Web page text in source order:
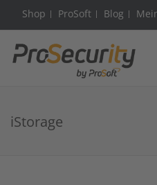
Shop ProSoft Blog
iStorage